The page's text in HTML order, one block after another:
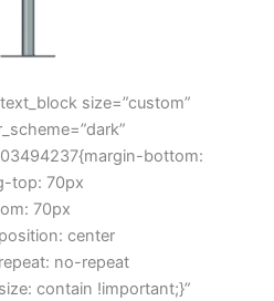
size=”custom”
bottom:
top: 70px
70px
center
no-repeat
contain !important;}”